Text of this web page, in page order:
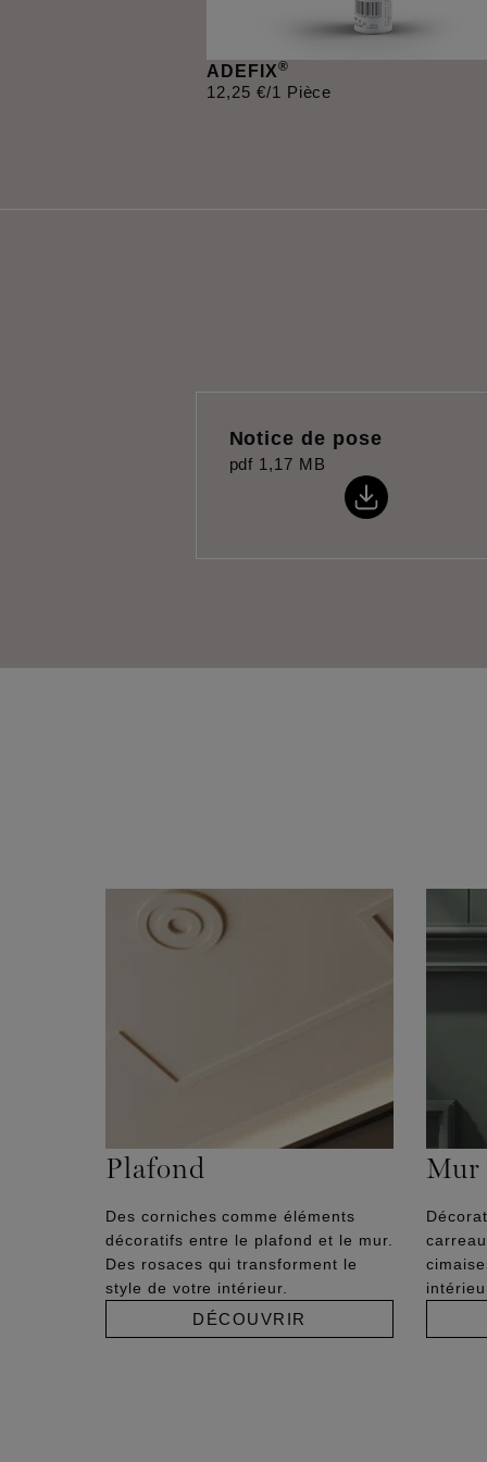
ADEFIX®
12,25 €/1 Pièce
Notice de pose
pdf 1,17 MB
Plafond
Des corniches comme éléments
décoratifs entre le plafond et le mur.
Des rosaces qui transforment le
style de votre intérieur.
DÉCOUVRIR
Mur